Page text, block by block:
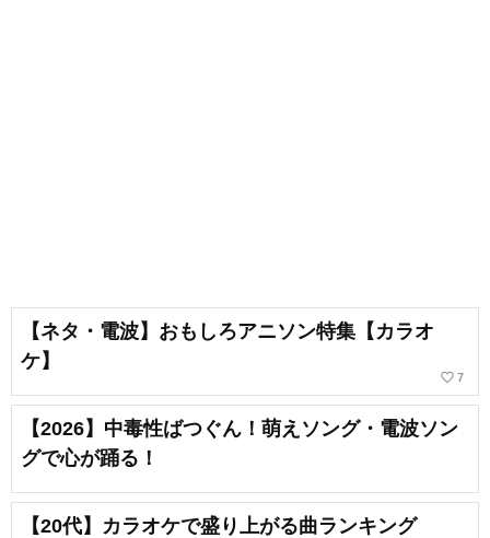
【ネタ・電波】おもしろアニソン特集【カラオ
ケ】
favorite_border 7
【2026】中毒性ばつぐん！萌えソング・電波ソン
グで心が踊る！
【20代】カラオケで盛り上がる曲ランキング